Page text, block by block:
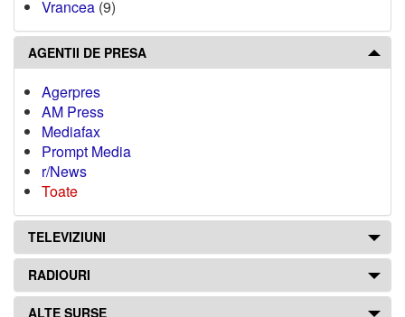
Vrancea (9)
AGENTII DE PRESA
Agerpres
AM Press
Mediafax
Prompt Media
r/News
Toate
TELEVIZIUNI
RADIOURI
ALTE SURSE